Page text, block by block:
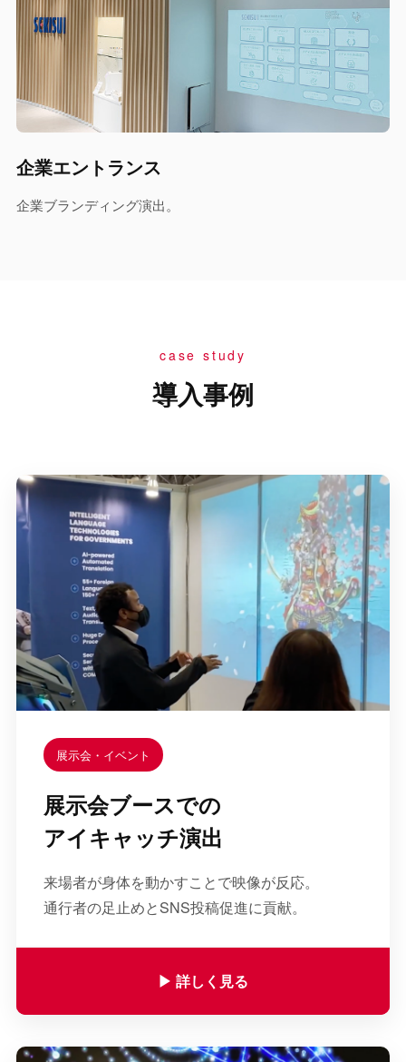
企業エントランス
企業ブランディング演出。
case study
導入事例
展示会・イベント
展示会ブースでの
アイキャッチ演出
来場者が身体を動かすことで映像が反応。
通行者の足止めとSNS投稿促進に貢献。
▶︎ 詳しく見る